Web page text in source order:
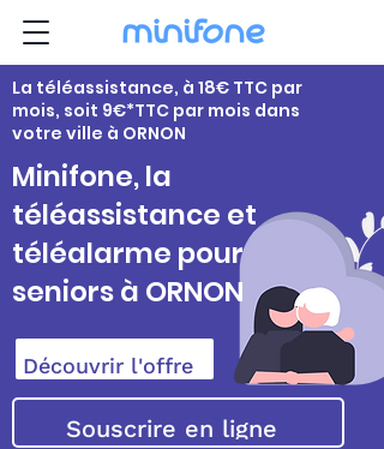
La téléassistance, à 18€ TTC par
mois, soit 9€*TTC par mois dans
votre ville à ORNON
Minifone, la
téléassistance et
téléalarme pour
seniors à ORNON
Découvrir l'offre
Souscrire en ligne